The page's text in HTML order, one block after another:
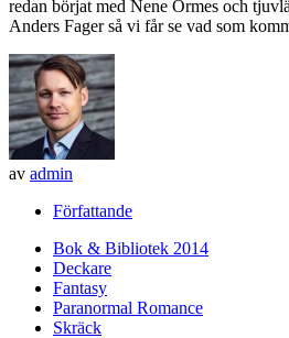
redan börjat med Nene Ormes och
Anders Fager så vi får se vad som
av admin
Författande
Bok & Bibliotek 2014
Deckare
Fantasy
Paranormal Romance
Skräck